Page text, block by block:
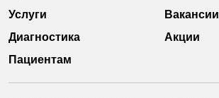
Услуги
Вакансии
Диагностика
Акции
Пациентам